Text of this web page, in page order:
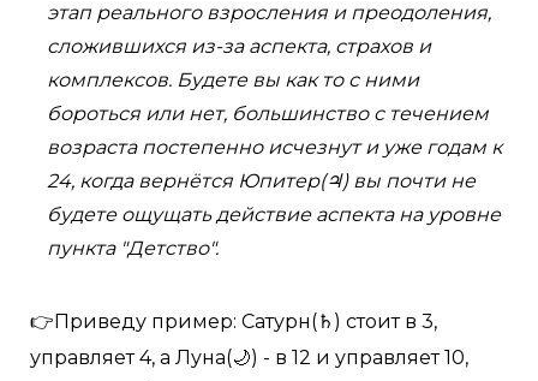
этап реального взросления и преодоления,
сложившихся из-за аспекта, страхов и
комплексов. Будете вы как то с ними
бороться или нет, большинство с течением
возраста постепенно исчезнут и уже годам к
24, когда вернётся Юпитер(♃) вы почти не
будете ощущать действие аспекта на уровне
пункта "Детство".
👉Приведу пример: Сатурн(♄) стоит в 3,
управляет 4, а Луна(🌙) - в 12 и управляет 10,